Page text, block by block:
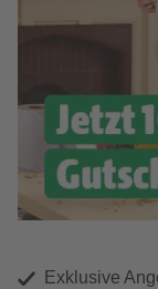
Exklusive